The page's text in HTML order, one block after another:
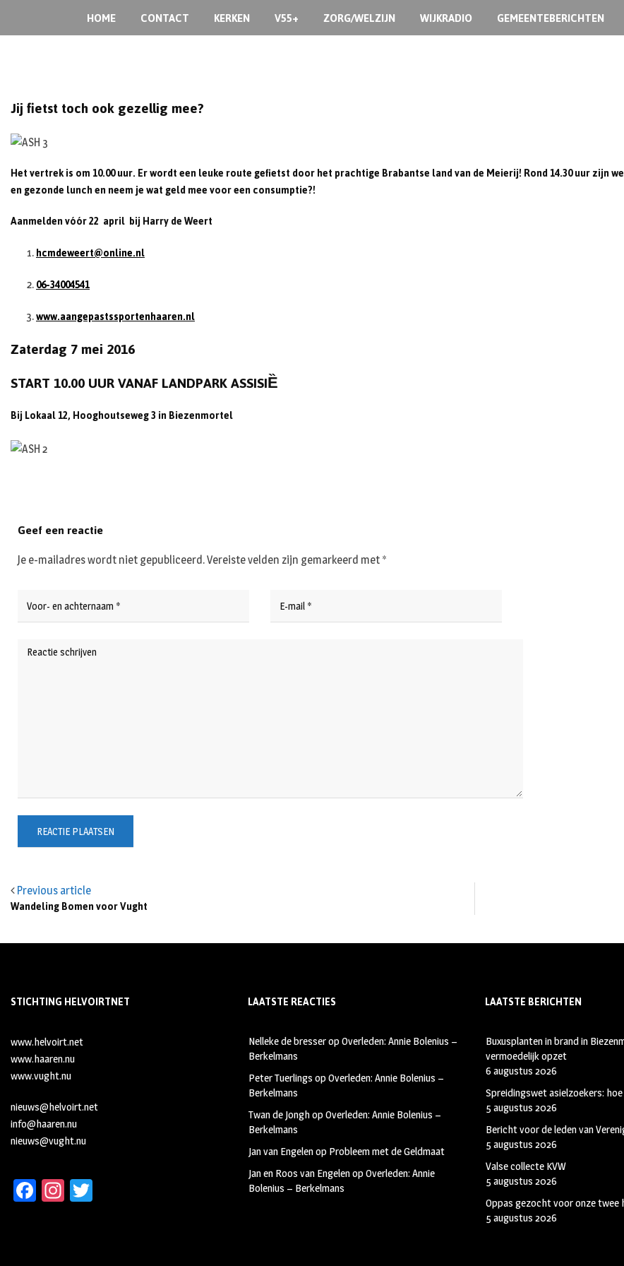
HOME CONTACT KERKEN V55+ ZORG/WELZIJN WIJKRADIO GEMEENTEBERICHTEN
Jij fietst toch ook gezellig mee?
Het vertrek is om 10.00 uur. Er wordt een leuke route gefietst door het prachtige Brabantse land van de Meierij! Rond 14.30 uur zijn
en gezonde lunch en neem je wat geld mee voor een consumptie?!
Aanmelden vóór 22 april bij Harry de Weert
hcmdeweert@online.nl
06-34004541
www.aangepastssportenhaaren.nl
Zaterdag 7 mei 2016
START 10.00 UUR VANAF LANDPARK ASSISIȄ
Bij Lokaal 12, Hooghoutseweg 3 in Biezenmortel
Previous article
Wandeling Bomen voor Vught
Geef een reactie
Je e-mailadres wordt niet gepubliceerd.Vereiste velden zijn gemarkeerd met *
STICHTING HELVOIRTNET
www.helvoirt.net
www.haaren.nu
www.vught.nu
nieuws@helvoirt.net
info@haaren.nu
nieuws@vught.nu
Fa In
LAATSTE REACTIES
Nelleke de bresseropOverleden: Annie Bolenius –
Berkelmans
Peter Tuerlings opOverleden: Annie Bolenius –
Berkelmans
Twan de JonghopOverleden: Annie Bolenius –
Berkelmans
Jan van Engelenop Probleem met de Geldmaat
Jan en Roos van EngelenopOverleden: Annie
Bolenius – Berkelmans
LAATSTE BERICHTEN
Buxusplanten in brand in
vermoedelijk opzet
6 augustus 2026
Spreidingswet asielzoekers:
5 augustus 2026
Bericht voor de leden van
5 augustus 2026
Valse collecte KVW
5 augustus 2026
Oppas gezocht voor onze twee
5 augustus 2026